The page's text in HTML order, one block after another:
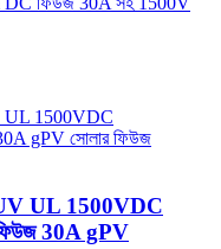
UL 1500VDC
30A gPV